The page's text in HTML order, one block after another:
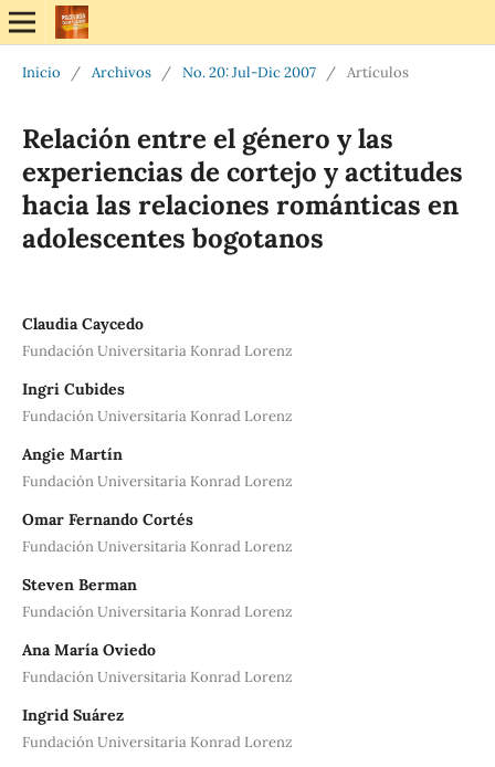
Inicio / Archivos / No. 20: Jul-Dic 2007 / Artículos
Relación entre el género y las
experiencias de cortejo y actitudes
hacia las relaciones románticas en
adolescentes bogotanos
Claudia Caycedo
Fundación Universitaria Konrad Lorenz
Ingri Cubides
Fundación Universitaria Konrad Lorenz
Angie Martín
Fundación Universitaria Konrad Lorenz
Omar Fernando Cortés
Fundación Universitaria Konrad Lorenz
Steven Berman
Fundación Universitaria Konrad Lorenz
Ana María Oviedo
Fundación Universitaria Konrad Lorenz
Ingrid Suárez
Fundación Universitaria Konrad Lorenz